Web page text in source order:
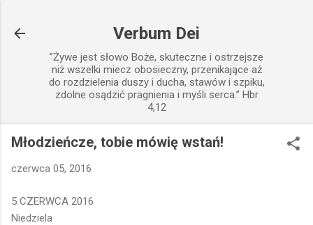
Verbum Dei
”Żywe jest słowo Boże, skuteczne i ostrzejsze
niż wszelki miecz obosieczny, przenikające aż
do rozdzielenia duszy i ducha, stawów i szpiku,
zdolne osądzić pragnienia i myśli serca.” Hbr
4,12
Młodzieńcze, tobie mówię wstań!
czerwca 05, 2016
5 CZERWCA 2016
Niedziela